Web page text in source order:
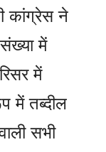
कांग्रेस ने
में
में
में तब्दील
सभी